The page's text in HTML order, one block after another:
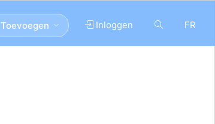
FR
Inloggen
Toevoegen